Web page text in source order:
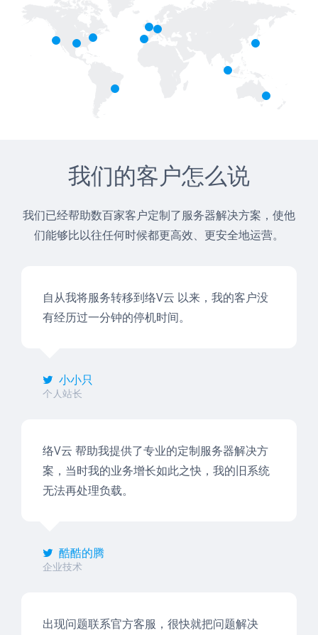
我们的客户怎么说
我们已经帮助数百家客户定制了服务器解决方案，使他
们能够比以往任何时候都更高效、更安全地运营。
自从我将服务转移到络V云 以来，我的客户没
有经历过一分钟的停机时间。
小小只
个人站长
络V云 帮助我提供了专业的定制服务器解决方
案，当时我的业务增长如此之快，我的旧系统
无法再处理负载。
酷酷的腾
企业技术
出现问题联系官方客服，很快就把问题解决